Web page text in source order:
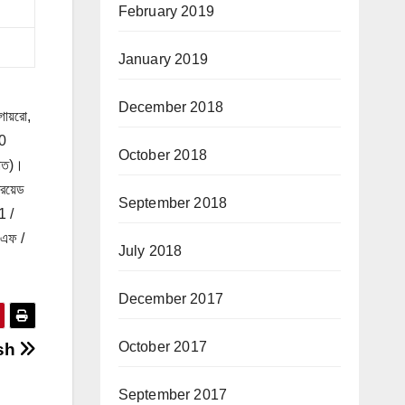
/
এফ /
February 2019
January 2019
December 2018
October 2018
September 2018
July 2018
December 2017
October 2017
September 2017